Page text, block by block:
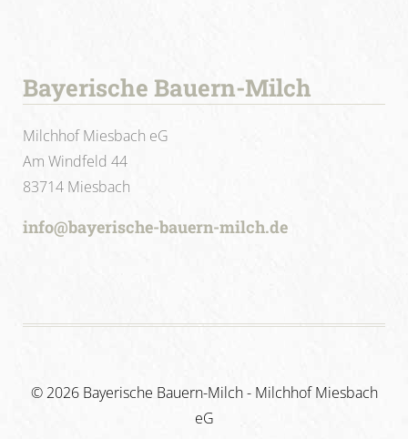
Bayerische Bauern-Milch
Milchhof Miesbach eG
Am Windfeld 44
83714 Miesbach
info@bayerische-bauern-milch.de
© 2026 Bayerische Bauern-Milch - Milchhof Miesbach
eG